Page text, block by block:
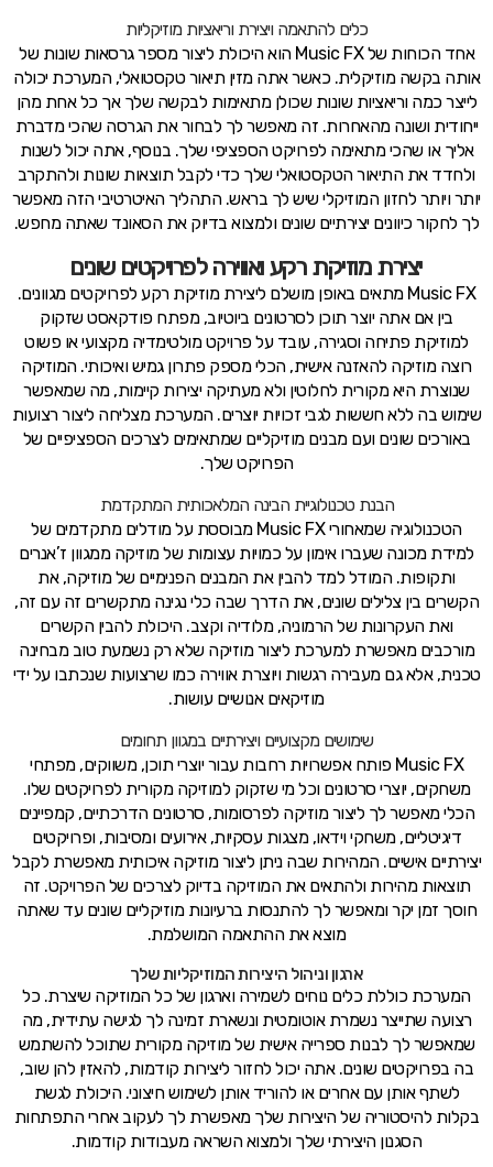
כלים להתאמה ויצירת וריאציות מוזיקליות
אחד הכוחות של Music FX הוא היכולת ליצור מספר גרסאות שונות של
אותה בקשה מוזיקלית. כאשר אתה מזין תיאור טקסטואלי, המערכת יכולה
לייצר כמה וריאציות שונות שכולן מתאימות לבקשה שלך אך כל אחת מהן
ייחודית ושונה מהאחרות. זה מאפשר לך לבחור את הגרסה שהכי מדברת
אליך או שהכי מתאימה לפרויקט הספציפי שלך. בנוסף, אתה יכול לשנות
ולחדד את התיאור הטקסטואלי שלך כדי לקבל תוצאות שונות ולהתקרב
יותר ויותר לחזון המוזיקלי שיש לך בראש. התהליך האיטרטיבי הזה מאפשר
לך לחקור כיוונים יצירתיים שונים ולמצוא בדיוק את הסאונד שאתה מחפש.
יצירת מוזיקת רקע ואווירה לפרויקטים שונים
Music FX מתאים באופן מושלם ליצירת מוזיקת רקע לפרויקטים מגוונים.
בין אם אתה יוצר תוכן לסרטונים ביוטיוב, מפתח פודקאסט שזקוק
למוזיקת פתיחה וסגירה, עובד על פרויקט מולטימדיה מקצועי או פשוט
רוצה מוזיקה להאזנה אישית, הכלי מספק פתרון גמיש ואיכותי. המוזיקה
שנוצרת היא מקורית לחלוטין ולא מעתיקה יצירות קיימות, מה שמאפשר
שימוש בה ללא חששות לגבי זכויות יוצרים. המערכת מצליחה ליצור רצועות
באורכים שונים ועם מבנים מוזיקליים שמתאימים לצרכים הספציפיים של
הפרויקט שלך.
הבנת טכנולוגיית הבינה המלאכותית המתקדמת
הטכנולוגיה שמאחורי Music FX מבוססת על מודלים מתקדמים של
למידת מכונה שעברו אימון על כמויות עצומות של מוזיקה ממגוון ז’אנרים
ותקופות. המודל למד להבין את המבנים הפנימיים של מוזיקה, את
הקשרים בין צלילים שונים, את הדרך שבה כלי נגינה מתקשרים זה עם זה,
ואת העקרונות של הרמוניה, מלודיה וקצב. היכולת להבין הקשרים
מורכבים מאפשרת למערכת ליצור מוזיקה שלא רק נשמעת טוב מבחינה
טכנית, אלא גם מעבירה רגשות ויוצרת אווירה כמו שרצועות שנכתבו על ידי
מוזיקאים אנושיים עושות.
שימושים מקצועיים ויצירתיים במגוון תחומים
Music FX פותח אפשרויות רחבות עבור יוצרי תוכן, משווקים, מפתחי
משחקים, יוצרי סרטונים וכל מי שזקוק למוזיקה מקורית לפרויקטים שלו.
הכלי מאפשר לך ליצור מוזיקה לפרסומות, סרטונים הדרכתיים, קמפיינים
דיגיטליים, משחקי וידאו, מצגות עסקיות, אירועים ומסיבות, ופרויקטים
יצירתיים אישיים. המהירות שבה ניתן ליצור מוזיקה איכותית מאפשרת לקבל
תוצאות מהירות ולהתאים את המוזיקה בדיוק לצרכים של הפרויקט. זה
חוסך זמן יקר ומאפשר לך להתנסות ברעיונות מוזיקליים שונים עד שאתה
מוצא את ההתאמה המושלמת.
ארגון וניהול היצירות המוזיקליות שלך
המערכת כוללת כלים נוחים לשמירה וארגון של כל המוזיקה שיצרת. כל
רצועה שתייצר נשמרת אוטומטית ונשארת זמינה לך לגישה עתידית, מה
שמאפשר לך לבנות ספרייה אישית של מוזיקה מקורית שתוכל להשתמש
בה בפרויקטים שונים. אתה יכול לחזור ליצירות קודמות, להאזין להן שוב,
לשתף אותן עם אחרים או להוריד אותן לשימוש חיצוני. היכולת לגשת
בקלות להיסטוריה של היצירות שלך מאפשרת לך לעקוב אחרי התפתחות
הסגנון היצירתי שלך ולמצוא השראה מעבודות קודמות.